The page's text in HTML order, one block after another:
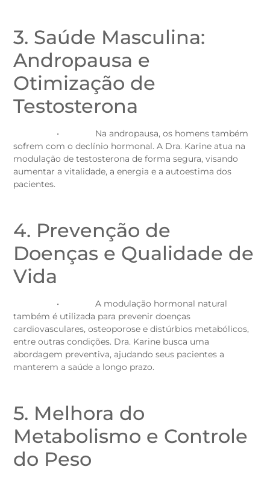
3. Saúde Masculina:
Andropausa e
Otimização de
Testosterona
• Na andropausa, os homens também
sofrem com o declínio hormonal. A Dra. Karine atua na
modulação de testosterona de forma segura, visando
aumentar a vitalidade, a energia e a autoestima dos
pacientes.
4. Prevenção de
Doenças e Qualidade de
Vida
• A modulação hormonal natural
também é utilizada para prevenir doenças
cardiovasculares, osteoporose e distúrbios metabólicos,
entre outras condições. Dra. Karine busca uma
abordagem preventiva, ajudando seus pacientes a
manterem a saúde a longo prazo.
5. Melhora do
Metabolismo e Controle
do Peso